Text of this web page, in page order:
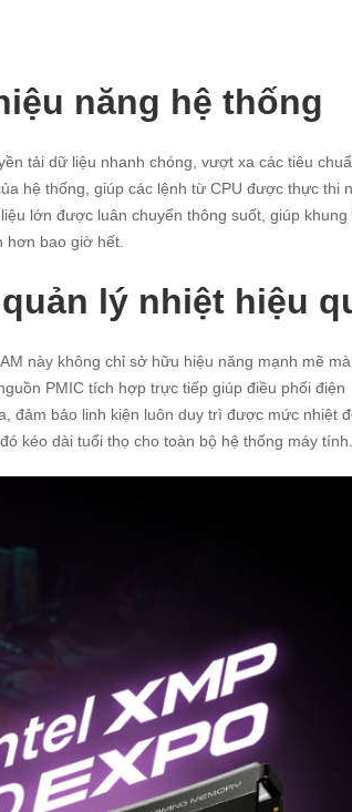
năng hệ thống
tải dữ liệu nhanh chóng, vượt xa các tiêu
hệ thống, giúp các lệnh từ CPU được thực thi
lớn được luân chuyển thông suốt, giúp khung
hơn bao giờ hết.
lý nhiệt hiệu
này không chỉ sở hữu hiệu năng mạnh mẽ
PMIC tích hợp trực tiếp giúp điều phối điện
đảm bảo linh kiện luôn duy trì được mức nhiệt
kéo dài tuổi thọ cho toàn bộ hệ thống máy tính.